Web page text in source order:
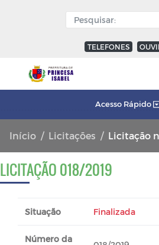
TELEFONES
Acesso Rápido
Início Licitações Licitação
LICITAÇÃO 018/2019
Situação Finalizada
Número da